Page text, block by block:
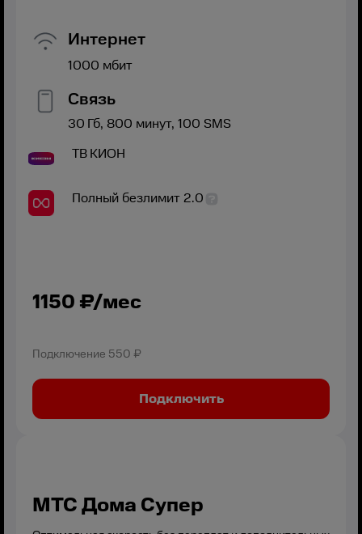
Интернет
1000 мбит
Связь
30 Гб, 800 минут, 100 SMS
ТВКИОН
Полный безлимит 2.0
1150 ₽/мес
Подключение 550 ₽
Подключить
МТС Дома Супер